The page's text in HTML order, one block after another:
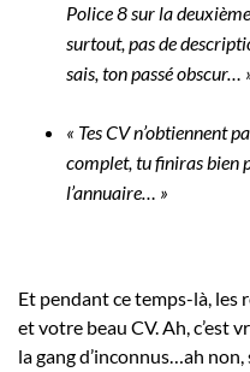
Police 8 sur la
surtout, pas de
sais, ton passé obscur…
« Tes CV n’obtiennent
complet, tu finiras bien
l’annuaire… »
Et pendant ce temps-là, les
et votre beau CV. Ah, c’est
la gang d’inconnus…ah